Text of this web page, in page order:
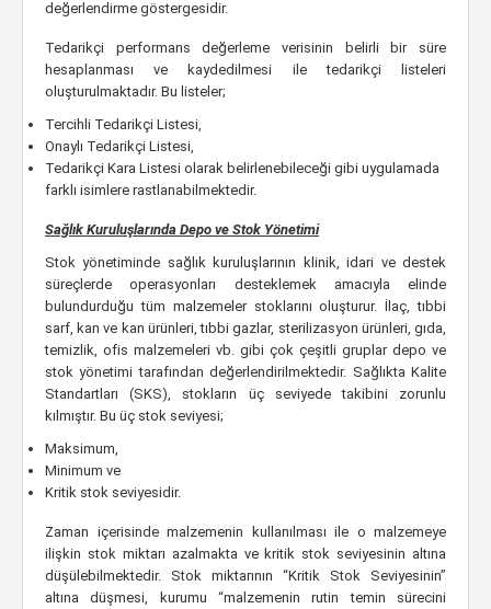
değerlendirme göstergesidir.
Tedarikçi performans değerleme verisinin belirli bir süre
hesaplanması ve kaydedilmesi ile tedarikçi listeleri
oluşturulmaktadır. Bu listeler;
Tercihli Tedarikçi Listesi,
Onaylı Tedarikçi Listesi,
Tedarikçi Kara Listesi olarak belirlenebileceği gibi uygulamada
farklı isimlere rastlanabilmektedir.
Sağlık Kuruluşlarında Depo ve Stok Yönetimi
Stok yönetiminde sağlık kuruluşlarının klinik, idari ve destek
süreçlerde operasyonları desteklemek amacıyla elinde
bulundurduğu tüm malzemeler stoklarını oluşturur. İlaç, tıbbi
sarf, kan ve kan ürünleri, tıbbi gazlar, sterilizasyon ürünleri, gıda,
temizlik, ofis malzemeleri vb. gibi çok çeşitli gruplar depo ve
stok yönetimi tarafından değerlendirilmektedir. Sağlıkta Kalite
Standartları (SKS), stokların üç seviyede takibini zorunlu
kılmıştır. Bu üç stok seviyesi;
Maksimum,
Minimum ve
Kritik stok seviyesidir.
Zaman içerisinde malzemenin kullanılması ile o malzemeye
ilişkin stok miktarı azalmakta ve kritik stok seviyesinin altına
düşülebilmektedir. Stok miktarının “Kritik Stok Seviyesinin”
altına düşmesi, kurumu “malzemenin rutin temin sürecini